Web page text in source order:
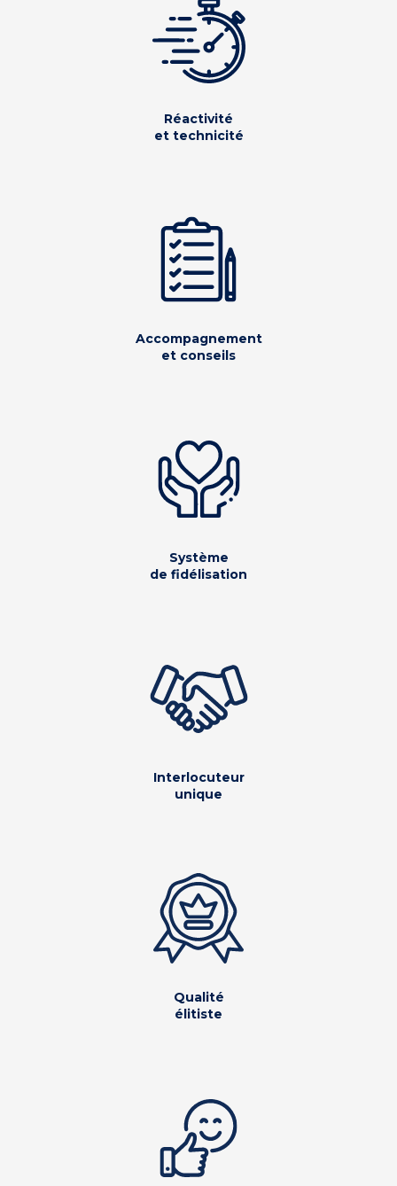
Réactivité
et technicité
Accompagnement
et conseils
Système
de fidélisation
Interlocuteur
unique
Qualité
élitiste